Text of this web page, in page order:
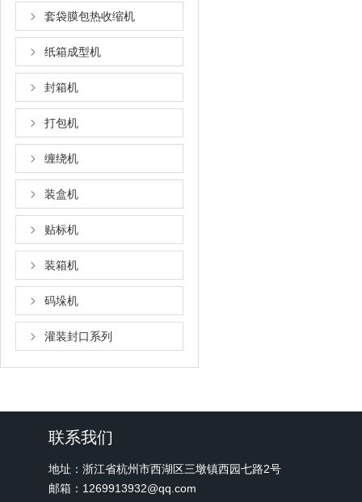
套袋膜包热收缩机
纸箱成型机
封箱机
打包机
缠绕机
装盒机
贴标机
装箱机
码垛机
灌装封口系列
联系我们
地址：浙江省杭州市西湖区三墩镇西园七路2号
邮箱：1269913932@qq.com